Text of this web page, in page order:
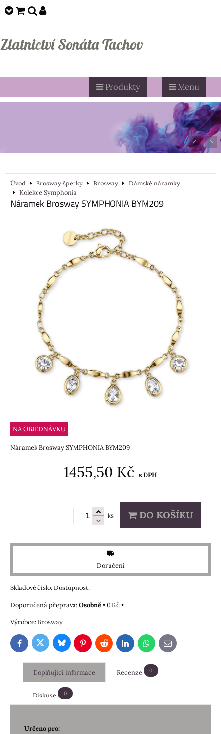
Zlatnictví Sonáta Tachov
Produkty Menu
Úvod Brosway šperky Brosway
Dámské náramky
Kolekce Symphonia
Náramek Brosway SYMPHONIA BYM209
NA OBJEDNÁVKU
Náramek Brosway SYMPHONIA BYM209
1455,50 Kč s DPH
ks DO KOŠÍKU
Doručení
Skladové číslo:Dostupnost:
Osobně•0 Kč•
Výrobce:Brosway
FacebookTwitterBlueskyPinterestRedditLinkedInWhatsApp
E-
mail
Doplňující informace Recenze 0
Diskuse 0
Určeno pro: